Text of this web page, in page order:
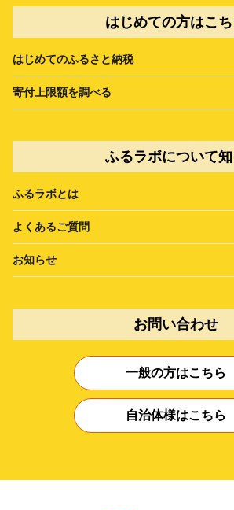
はじめての方はこち
はじめてのふるさと納税
寄付上限額を調べる
ふるラボについて
ふるラボとは
よくあるご質問
お知らせ
お問い合わせ
一般の方はこちら
自治体様はこちら